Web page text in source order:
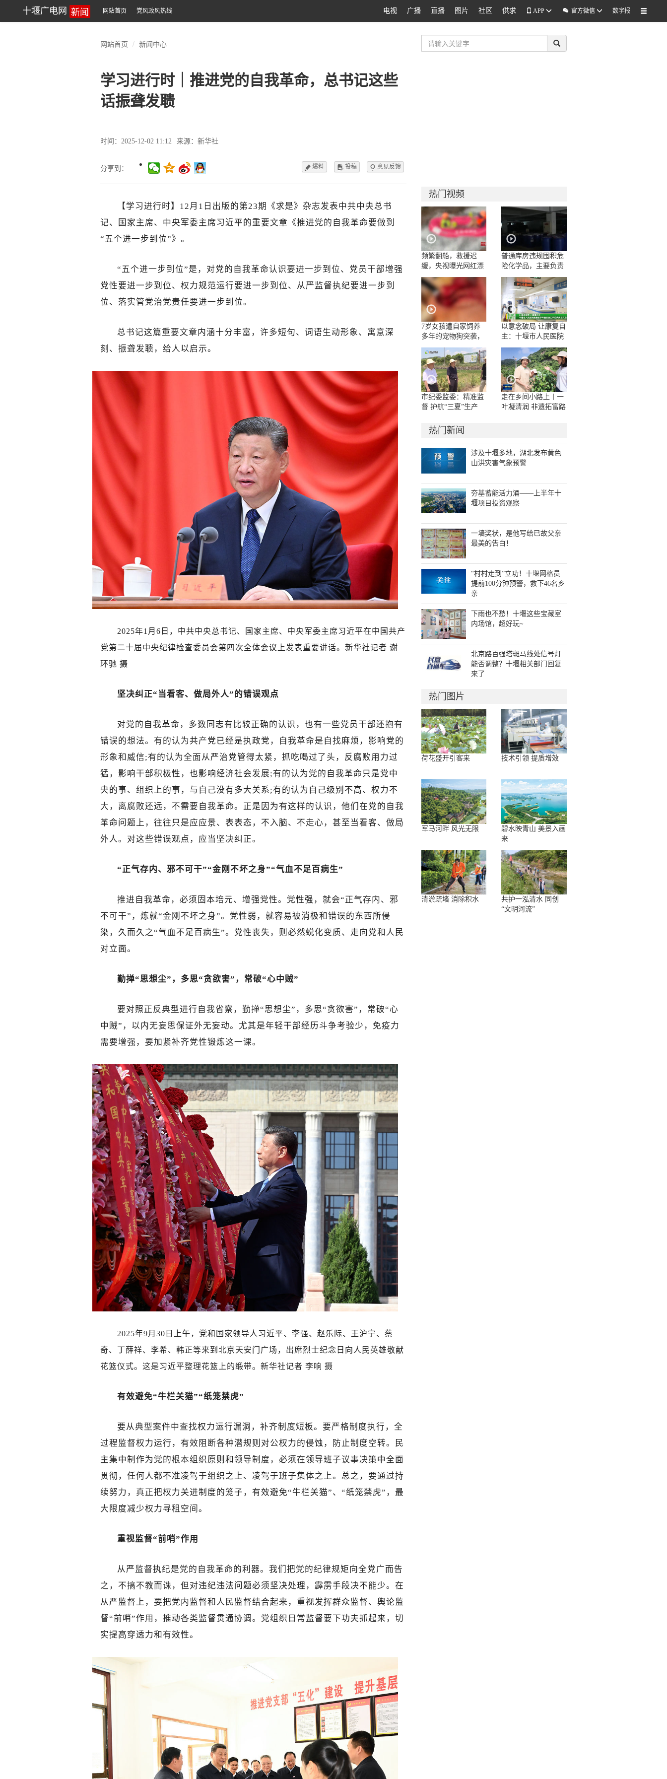
十堰广电网 新闻 网站首页 党风政风热线 电视 广播 直播 图片 社区 供求 APP  官方微信 数字报
网站首页 新闻中心
学习进行时｜推进党的自我革命，总书记这些
话振聋发聩
时间：2025-12-02 11:12 来源：新华社
分享到： 爆料  投稿  意见反馈
【学习进行时】12月1日出版的第23期《求是》杂志发表中共中央总书
记、国家主席、中央军委主席习近平的重要文章《推进党的自我革命要做到
“五个进一步到位”》。
“五个进一步到位”是，对党的自我革命认识要进一步到位、党员干部增强
党性要进一步到位、权力规范运行要进一步到位、从严监督执纪要进一步到
位、落实管党治党责任要进一步到位。
总书记这篇重要文章内涵十分丰富，许多短句、词语生动形象、寓意深
刻、振聋发聩，给人以启示。
2025年1月6日，中共中央总书记、国家主席、中央军委主席习近平在中国共产
党第二十届中央纪律检查委员会第四次全体会议上发表重要讲话。新华社记者 谢
环驰 摄
坚决纠正“当看客、做局外人”的错误观点
对党的自我革命，多数同志有比较正确的认识，也有一些党员干部还抱有
错误的想法。有的认为共产党已经是执政党，自我革命是自找麻烦，影响党的
形象和威信;有的认为全面从严治党管得太紧，抓吃喝过了头，反腐败用力过
猛，影响干部积极性，也影响经济社会发展;有的认为党的自我革命只是党中
央的事、组织上的事，与自己没有多大关系;有的认为自己级别不高、权力不
大，离腐败还远，不需要自我革命。正是因为有这样的认识，他们在党的自我
革命问题上，往往只是应应景、表表态，不入脑、不走心，甚至当看客、做局
外人。对这些错误观点，应当坚决纠正。
“正气存内、邪不可干”“金刚不坏之身”“气血不足百病生”
推进自我革命，必须固本培元、增强党性。党性强，就会“正气存内、邪
不可干”，炼就“金刚不坏之身”。党性弱，就容易被消极和错误的东西所侵
染，久而久之“气血不足百病生”。党性丧失，则必然蜕化变质、走向党和人民
对立面。
勤掸“思想尘”，多思“贪欲害”，常破“心中贼”
要对照正反典型进行自我省察，勤掸“思想尘”，多思“贪欲害”，常破“心
中贼”，以内无妄思保证外无妄动。尤其是年轻干部经历斗争考验少，免疫力
需要增强，要加紧补齐党性锻炼这一课。
2025年9月30日上午，党和国家领导人习近平、李强、赵乐际、王沪宁、蔡
奇、丁薛祥、李希、韩正等来到北京天安门广场，出席烈士纪念日向人民英雄敬献
花篮仪式。这是习近平整理花篮上的缎带。新华社记者 李响 摄
有效避免“牛栏关猫”“纸笼禁虎”
要从典型案件中查找权力运行漏洞，补齐制度短板。要严格制度执行，全
过程监督权力运行，有效阻断各种潜规则对公权力的侵蚀，防止制度空转。民
主集中制作为党的根本组织原则和领导制度，必须在领导班子议事决策中全面
贯彻，任何人都不准凌驾于组织之上、凌驾于班子集体之上。总之，要通过持
续努力，真正把权力关进制度的笼子，有效避免“牛栏关猫”、“纸笼禁虎”，最
大限度减少权力寻租空间。
重视监督“前哨”作用
从严监督执纪是党的自我革命的利器。我们把党的纪律规矩向全党广而告
之，不搞不教而诛，但对违纪违法问题必须坚决处理，霹雳手段决不能少。在
从严监督上，要把党内监督和人民监督结合起来，重视发挥群众监督、舆论监
督“前哨”作用，推动各类监督贯通协调。党组织日常监督要下功夫抓起来，切
实提高穿透力和有效性。
热门视频
频繁翻船，救援迟
缓，央视曝光网红漂
流乱象
普通库房违规囤积危
险化学品，主要负责
人一问三不知
7岁女孩遭自家饲养
多年的宠物狗突袭，
面部被咬伤10多处，
嘴唇被撕裂
以意念破局 让康复自
主：十堰市人民医院
康复医学科脑机接口
示范病房正式启用
市纪委监委：精准监
督 护航“三夏”生产
走在乡间小路上丨一
叶凝清润 非遗拓富路
热门新闻
涉及十堰多地，湖北发布黄色
山洪灾害气象预警
夯基蓄能活力涌——上半年十
堰项目投资观察
一墙奖状，是他写给已故父亲
最美的告白！
“村村走到”立功！十堰网格员
提前100分钟预警，救下46名乡
亲
下雨也不愁！十堰这些宝藏室
内场馆，超好玩~
北京路百强塔斑马线处信号灯
能否调整？十堰相关部门回复
来了
热门图片
荷花盛开引客来 技术引领 提质增效
军马河畔 风光无限
碧水映青山 美景入画
来
清淤疏堵 消除积水
共护一泓清水 同创
“文明河流”